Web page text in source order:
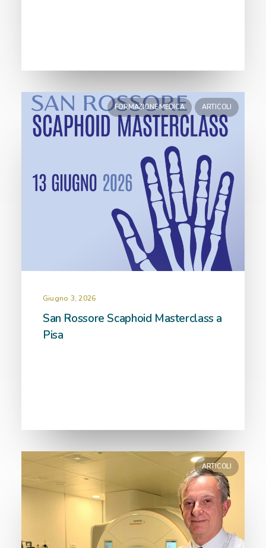
FORMAZIONE MEDICA ARTICOLI
Giugno 3, 2026
San Rossore Scaphoid Masterclass a
Pisa
ARTICOLI